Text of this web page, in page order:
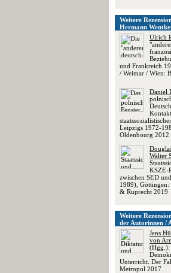
Weitere
Hermann
Ulrich
und Frankreich
/ Weimar / Wien:
Daniel
Leipzigs 1972-
Oldenbourg 2012
Walter
KSZE-
zwischen SED
1989), Göttingen:
& Ruprecht 2019
Weitere
der Autorinnen /
Jens
von
(Hgg.):
Unterricht. Der
Metropol 2017